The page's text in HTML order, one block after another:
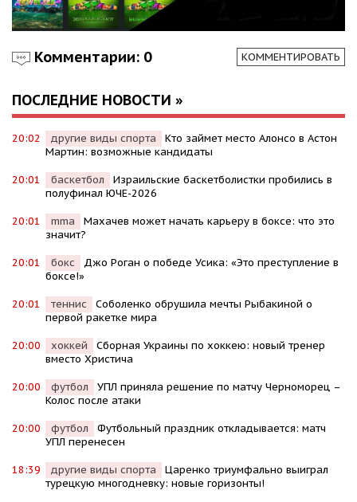
Комментарии: 0 КОММЕНТИРОВАТЬ
ПОСЛЕДНИЕ НОВОСТИ »
20:02 другие виды спорта
Кто займет место Алонсо в Астон
Мартин: возможные кандидаты
20:01 баскетбол
Израильские баскетболистки пробились в
полуфинал ЮЧЕ-2026
20:01 mma
Махачев может начать карьеру в боксе: что это
значит?
20:01 бокс
Джо Роган о победе Усика: «Это преступление в
боксе!»
20:01 теннис
Соболенко обрушила мечты Рыбакиной о
первой ракетке мира
20:00 хоккей
Сборная Украины по хоккею: новый тренер
вместо Христича
20:00 футбол
УПЛ приняла решение по матчу Черноморец –
Колос после атаки
20:00 футбол
Футбольный праздник откладывается: матч
УПЛ перенесен
18:39 другие виды спорта
Царенко триумфально выиграл
турецкую многодневку: новые горизонты!